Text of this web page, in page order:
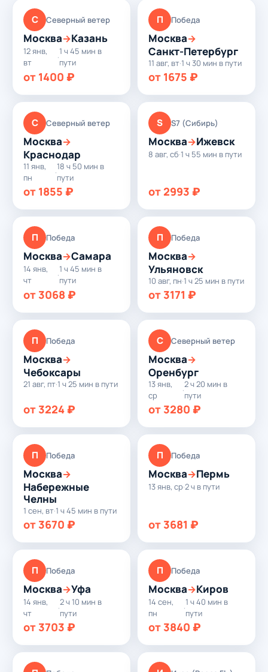
С Северный ветер
Москва→Казань
12 янв,
вт
·
1 ч 45 мин в
пути
от 1400 ₽
П Победа
Москва→
Санкт-Петербург
11 авг, вт·1 ч 30 мин в пути
от 1675 ₽
С Северный ветер
Москва→
Краснодар
11 янв,
пн
·
18 ч 50 мин в
пути
от 1855 ₽
S S7 (Сибирь)
Москва→Ижевск
8 авг, сб·1 ч 55 мин в пути
от 2993 ₽
П Победа
Москва→Самара
14 янв,
чт
·
1 ч 45 мин в
пути
от 3068 ₽
П Победа
Москва→
Ульяновск
10 авг, пн·1 ч 25 мин в пути
от 3171 ₽
П Победа
Москва→
Чебоксары
21 авг, пт·1 ч 25 мин в пути
от 3224 ₽
С Северный ветер
Москва→
Оренбург
13 янв,
ср
·
2 ч 20 мин в
пути
от 3280 ₽
П Победа
Москва→
Набережные
Челны
1 сен, вт·1 ч 45 мин в пути
от 3670 ₽
П Победа
Москва→Пермь
13 янв, ср·2 ч в пути
от 3681 ₽
П Победа
Москва→Уфа
14 янв,
чт
·
2 ч 10 мин в
пути
от 3703 ₽
П Победа
Москва→Киров
14 сен,
пн
·
1 ч 40 мин в
пути
от 3840 ₽